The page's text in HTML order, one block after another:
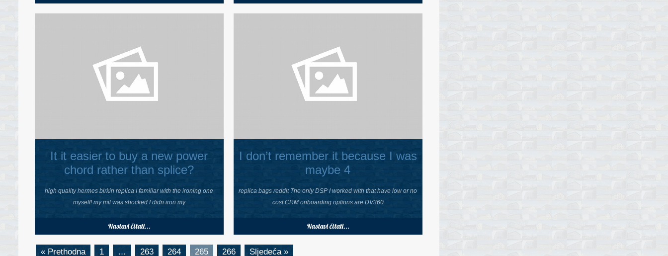
It it easier to buy a new power
chord rather than splice?
high quality hermes birkin replica I familiar with the ironing one
myself! my mil was shocked I didn iron my
Nastavi čitati...
I don’t remember it because I was
maybe 4
replica bags reddit The only DSP I worked with that have low or no
cost CRM onboarding options are DV360
Nastavi čitati...
« Prethodna 1 … 263 264 265 266 Sljedeća »